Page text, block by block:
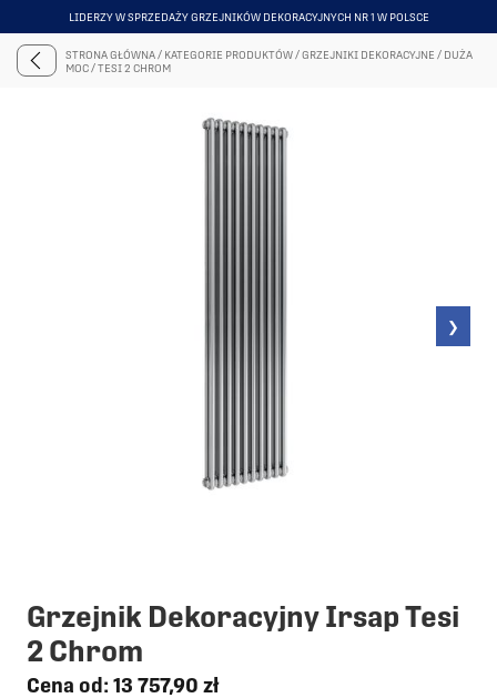
LIDERZY W SPRZEDAŻY GRZEJNIKÓW DEKORACYJNYCH NR 1 W POLSCE
ITEM
STRONA GŁÓWNA/ KATEGORIE PRODUKTÓW/GRZEJNIKI DEKORACYJNE / DUŻA
MOC/TESI 2 CHROM
❯
Grzejnik Dekoracyjny Irsap Tesi
2 Chrom
Cena od: 13 757,90 zł